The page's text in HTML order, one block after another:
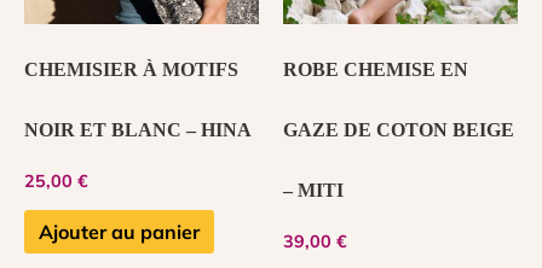
CHEMISIER À MOTIFS
NOIR ET BLANC – HINA
25,00 €
Ajouter au panier
ROBE CHEMISE EN
GAZE DE COTON BEIGE
– MITI
39,00 €